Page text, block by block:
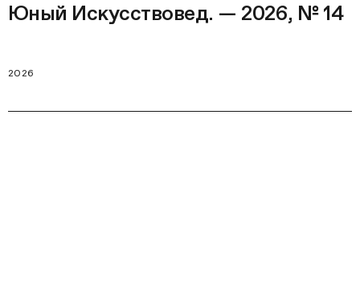
Юный Искусствовед. — 2026, № 14
2026